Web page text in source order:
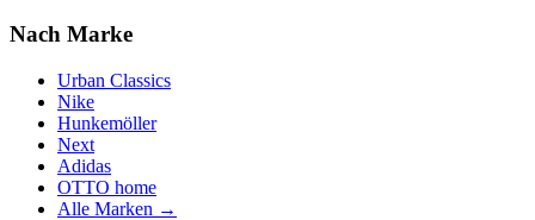
Nach Marke
Urban Classics
Nike
Hunkemöller
Next
Adidas
OTTO home
Alle Marken →